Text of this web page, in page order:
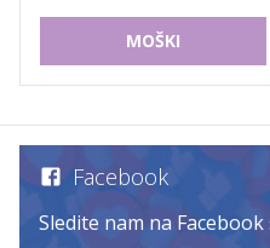
MOŠKI
Facebook
Sledite nam na